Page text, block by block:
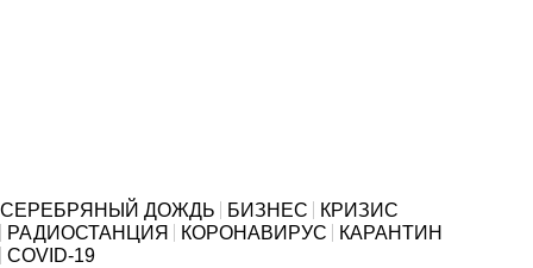
СЕРЕБРЯНЫЙ ДОЖДЬ БИЗНЕС
КРИЗИС
РАДИОСТАНЦИЯ
КОРОНАВИРУС
КАРАНТИН
COVID-19